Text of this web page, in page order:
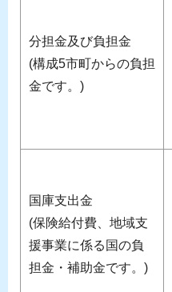
分担金及び負担金
(構成5市町からの負担
金です。)
国庫支出金
(保険給付費、地域支
援事業に係る国の負
担金・補助金です。)